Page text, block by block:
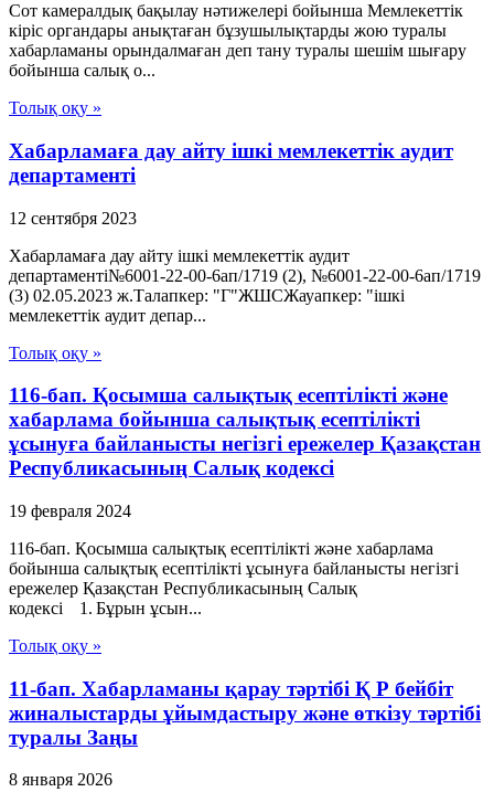
Сот камералдық бақылау нәтижелері бойынша Мемлекеттік
кіріс органдары анықтаған бұзушылықтарды жою туралы
хабарламаны орындалмаған деп тану туралы шешім шығару
бойынша салық о...
Толық оқу »
Хабарламаға дау айту ішкі мемлекеттік аудит
департаменті
12 сентября 2023
Хабарламаға дау айту ішкі мемлекеттік аудит
департаменті№6001-22-00-6ап/1719 (2), №6001-22-00-6ап/1719
(3) 02.05.2023 ж.Талапкер: "Г"ЖШСЖауапкер: "ішкі
мемлекеттік аудит депар...
Толық оқу »
116-бап. Қосымша салықтық есептілікті және
хабарлама бойынша салықтық есептілікті
ұсынуға байланысты негізгі ережелер Қазақстан
Республикасының Салық кодексі
19 февраля 2024
116-бап. Қосымша салықтық есептілікті және хабарлама
бойынша салықтық есептілікті ұсынуға байланысты негізгі
ережелер Қазақстан Республикасының Салық
кодексі 1. Бұрын ұсын...
Толық оқу »
11-бап. Хабарламаны қарау тәртібі Қ Р бейбіт
жиналыстарды ұйымдастыру және өткізу тәртібі
туралы Заңы
8 января 2026